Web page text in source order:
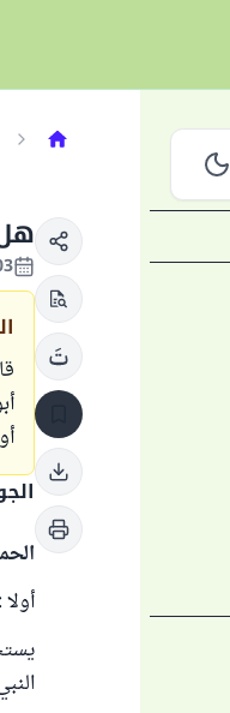
03/محرم/1448
أولا :